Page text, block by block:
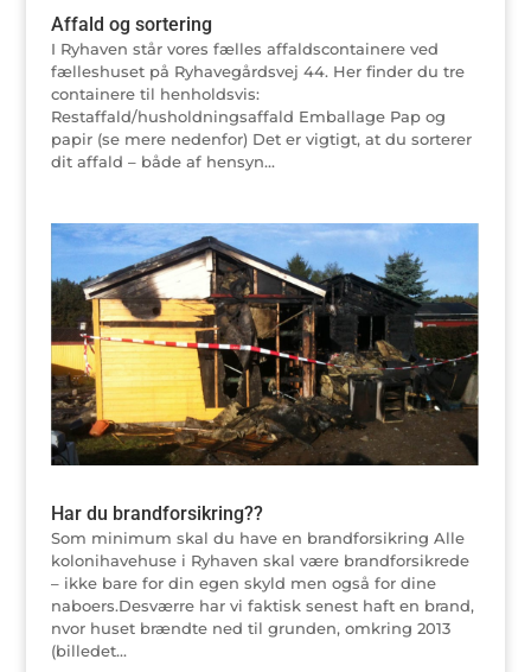
Affald og sortering
I Ryhaven står vores fælles affaldscontainere ved
fælleshuset på Ryhavegårdsvej 44. Her finder du tre
containere til henholdsvis:
Restaffald/husholdningsaffald Emballage Pap og
papir (se mere nedenfor) Det er vigtigt, at du sorterer
dit affald – både af hensyn...
Har du brandforsikring??
Som minimum skal du have en brandforsikring Alle
kolonihavehuse i Ryhaven skal være brandforsikrede
– ikke bare for din egen skyld men også for dine
naboers.Desværre har vi faktisk senest haft en brand,
nvor huset brændte ned til grunden, omkring 2013
(billedet...